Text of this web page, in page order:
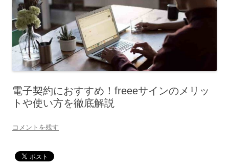
電子契約におすすめ！freeeサインのメリッ
トや使い方を徹底解説
コメントを残す